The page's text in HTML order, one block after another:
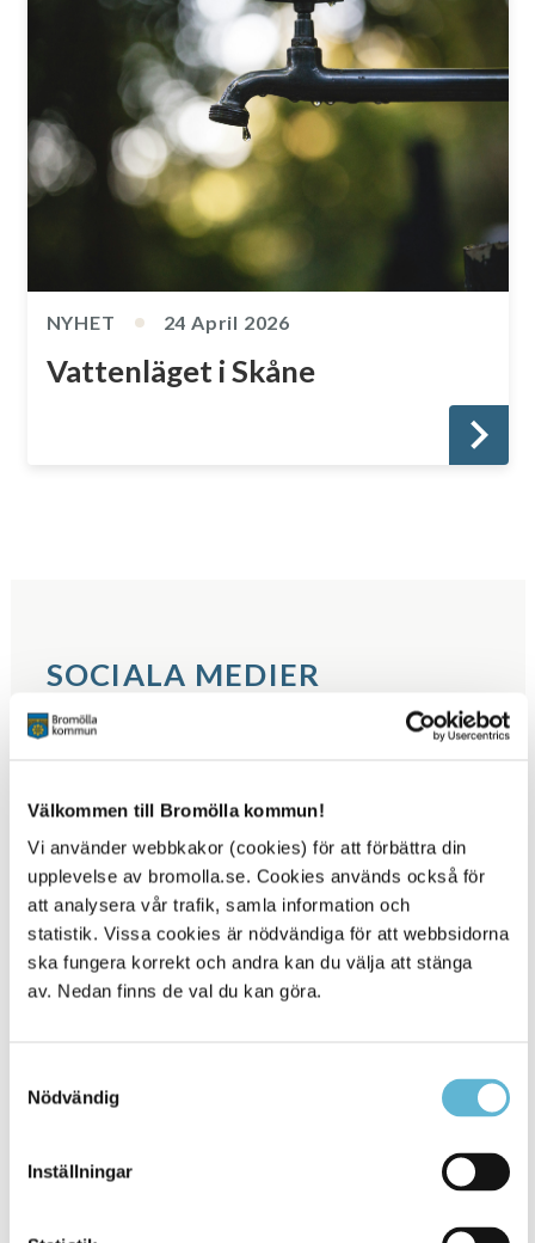
Välkommen till Bromölla kommun!
Vi använder webbkakor (cookies) för att förbättra din
upplevelse av bromolla.se. Cookies används också för
att analysera vår trafik, samla information och
statistik. Vissa cookies är nödvändiga för att webbsidorna
ska fungera korrekt och andra kan du välja att stänga
av. Nedan finns de val du kan göra.
Nödvändig
Inställningar
NYHET 24 April 2026
Vattenläget i Skåne
SOCIALA MEDIER
Häng med bakom kulisserna på Bromölla
Bromöllabolagen, ta del av nyheter och
spännande event.
Visa alla Facebook